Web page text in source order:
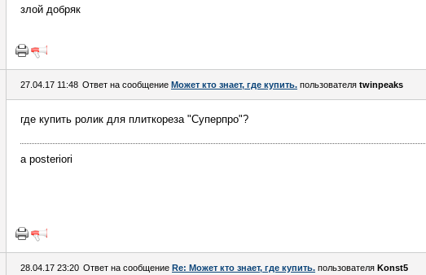
злой добряк
27.04.17 11:48 Ответ на сообщение Может кто знает, где купить. пользователя twinpeaks
где купить ролик для плиткореза "Суперпро"?
а posteriori
28.04.17 23:20 Ответ на сообщение Re: Может кто знает, где купить. пользователя Konst5